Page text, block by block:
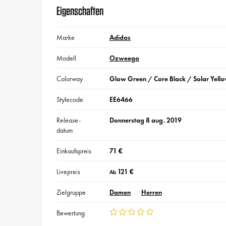
Eigenschaften
Marke Adidas
Modell Ozweego
Colorway Glow Green / Core Black / Solar
Stylecode EE6466
Release-
datum
Donnerstag 8 aug. 2019
Einkaufspreis 71 €
Livepreis Ab121 €
Zielgruppe Damen Herren
Bewertung